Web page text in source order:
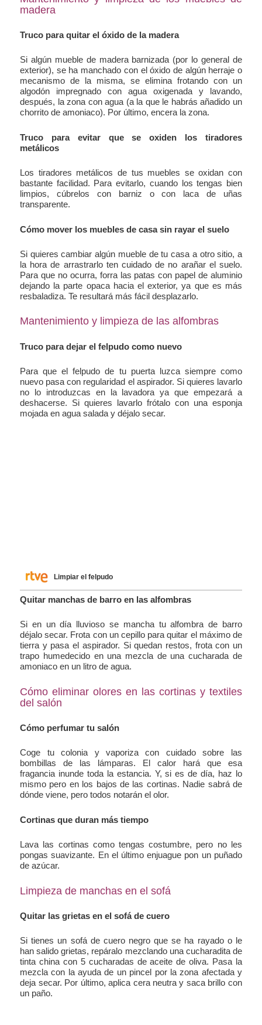
madera
Truco para quitar el óxido de la madera
Si algún mueble de madera barnizada (por lo general de
exterior), se ha manchado con el óxido de algún herraje o
mecanismo de la misma, se elimina frotando con un
algodón impregnado con agua oxigenada y lavando,
después, la zona con agua (a la que le habrás añadido un
chorrito de amoniaco). Por último, encera la zona.
Truco para evitar que se oxiden los tiradores
metálicos
Los tiradores metálicos de tus muebles se oxidan con
bastante facilidad. Para evitarlo, cuando los tengas bien
limpios, cúbrelos con barniz o con laca de uñas
transparente.
Cómo mover los muebles de casa sin rayar el suelo
Si quieres cambiar algún mueble de tu casa a otro sitio, a
la hora de arrastrarlo ten cuidado de no arañar el suelo.
Para que no ocurra, forra las patas con papel de aluminio
dejando la parte opaca hacia el exterior, ya que es más
resbaladiza. Te resultará más fácil desplazarlo.
Mantenimiento y limpieza de las alfombras
Truco para dejar el felpudo como nuevo
Para que el felpudo de tu puerta luzca siempre como
nuevo pasa con regularidad el aspirador. Si quieres lavarlo
no lo introduzcas en la lavadora ya que empezará a
deshacerse. Si quieres lavarlo frótalo con una esponja
mojada en agua salada y déjalo secar.
Limpiar el felpudo
Quitar manchas de barro en las alfombras
Si en un día lluvioso se mancha tu alfombra de barro
déjalo secar. Frota con un cepillo para quitar el máximo de
tierra y pasa el aspirador. Si quedan restos, frota con un
trapo humedecido en una mezcla de una cucharada de
amoniaco en un litro de agua.
Cómo eliminar olores en las cortinas y textiles
del salón
Cómo perfumar tu salón
Coge tu colonia y vaporiza con cuidado sobre las
bombillas de las lámparas. El calor hará que esa
fragancia inunde toda la estancia. Y, si es de día, haz lo
mismo pero en los bajos de las cortinas. Nadie sabrá de
dónde viene, pero todos notarán el olor.
Cortinas que duran más tiempo
Lava las cortinas como tengas costumbre, pero no les
pongas suavizante. En el último enjuague pon un puñado
de azúcar.
Limpieza de manchas en el sofá
Quitar las grietas en el sofá de cuero
Si tienes un sofá de cuero negro que se ha rayado o le
han salido grietas, repáralo mezclando una cucharadita de
tinta china con 5 cucharadas de aceite de oliva. Pasa la
mezcla con la ayuda de un pincel por la zona afectada y
deja secar. Por último, aplica cera neutra y saca brillo con
un paño.